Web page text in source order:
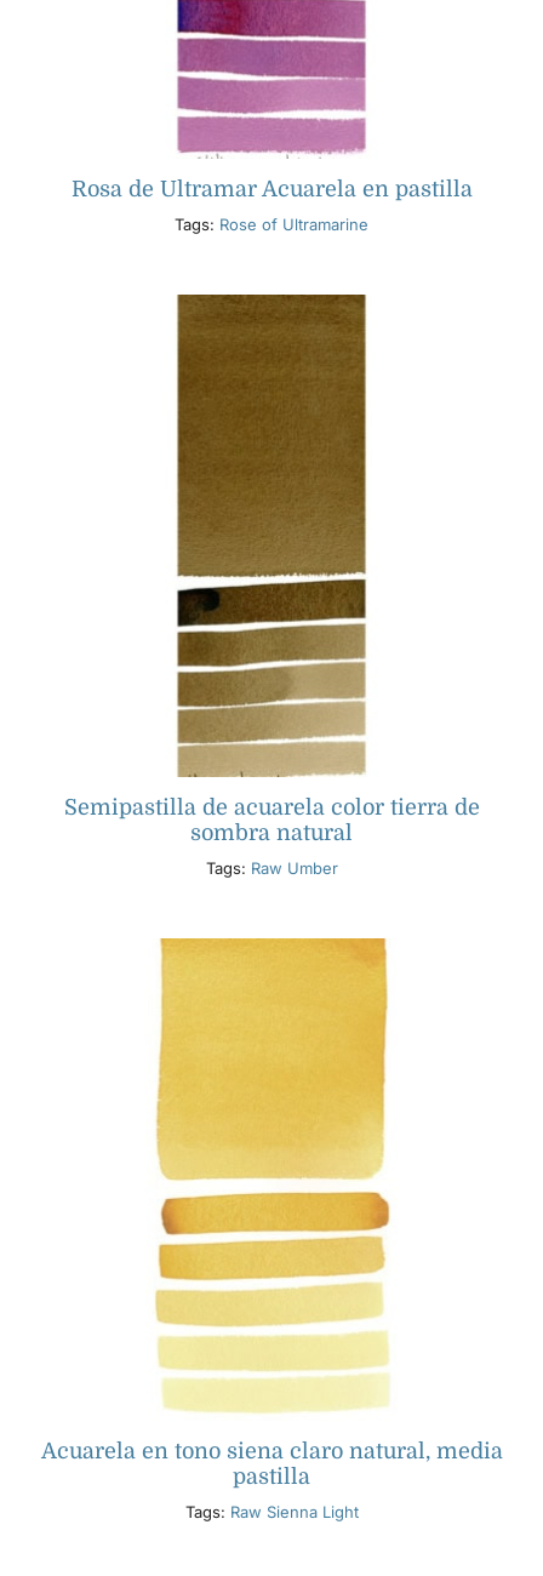
Rosa de Ultramar Acuarela en pastilla
Tags: Rose of Ultramarine
Semipastilla de acuarela color tierra de
sombra natural
Tags: Raw Umber
Acuarela en tono siena claro natural, media
pastilla
Tags: Raw Sienna Light